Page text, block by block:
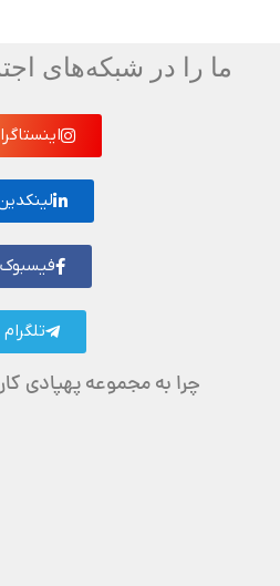
ما را در شبکه‌های
فیسبوک
تلگرام
چرا به مجموعه پهپادی